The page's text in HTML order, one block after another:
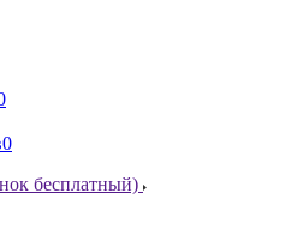
0
бесплатный)